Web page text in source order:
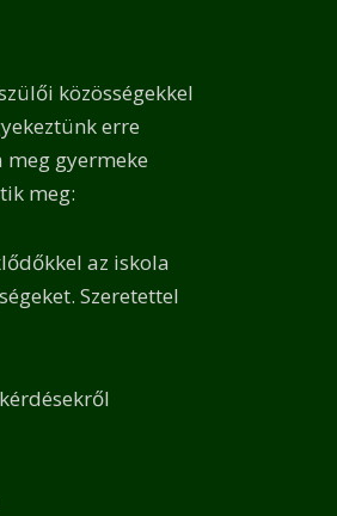
közösségekkel
erre
gyermeke
meg:
az iskola
Szeretettel